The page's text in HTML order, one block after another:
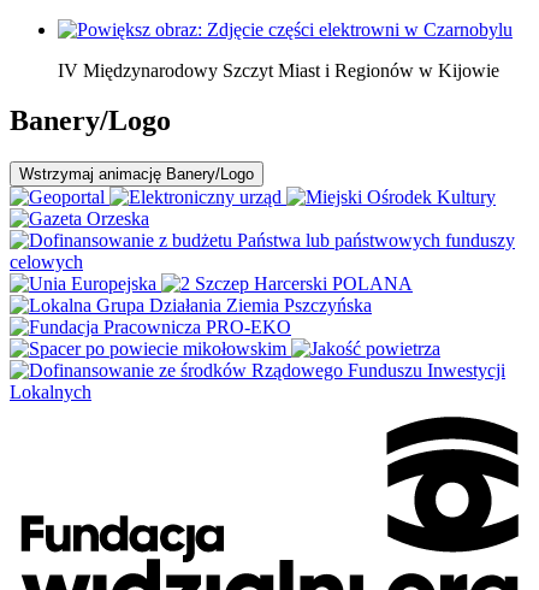
IV Międzynarodowy Szczyt Miast i Regionów w Kijowie
Banery/Logo
Wstrzymaj animację Banery/Logo